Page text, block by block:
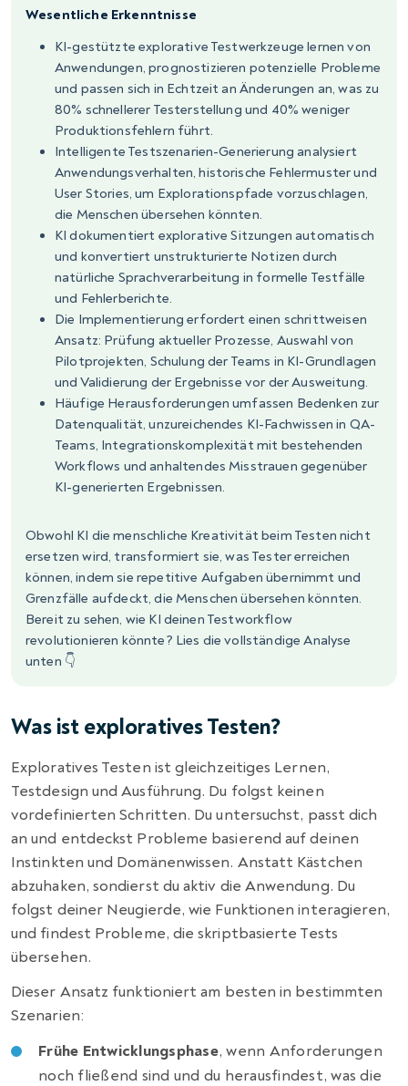
Wesentliche Erkenntnisse
KI-gestützte explorative Testwerkzeuge lernen von
Anwendungen, prognostizieren potenzielle Probleme
und passen sich in Echtzeit an Änderungen an, was zu
80% schnellerer Testerstellung und 40% weniger
Produktionsfehlern führt.
Intelligente Testszenarien-Generierung analysiert
Anwendungsverhalten, historische Fehlermuster und
User Stories, um Explorationspfade vorzuschlagen,
die Menschen übersehen könnten.
KI dokumentiert explorative Sitzungen automatisch
und konvertiert unstrukturierte Notizen durch
natürliche Sprachverarbeitung in formelle Testfälle
und Fehlerberichte.
Die Implementierung erfordert einen schrittweisen
Ansatz: Prüfung aktueller Prozesse, Auswahl von
Pilotprojekten, Schulung der Teams in KI-Grundlagen
und Validierung der Ergebnisse vor der Ausweitung.
Häufige Herausforderungen umfassen Bedenken zur
Datenqualität, unzureichendes KI-Fachwissen in QA-
Teams, Integrationskomplexität mit bestehenden
Workflows und anhaltendes Misstrauen gegenüber
KI-generierten Ergebnissen.
Obwohl KI die menschliche Kreativität beim Testen nicht
ersetzen wird, transformiert sie, was Tester erreichen
können, indem sie repetitive Aufgaben übernimmt und
Grenzfälle aufdeckt, die Menschen übersehen könnten.
Bereit zu sehen, wie KI deinen Testworkflow
revolutionieren könnte? Lies die vollständige Analyse
unten 👇
Was ist exploratives Testen?
Exploratives Testen ist gleichzeitiges Lernen,
Testdesign und Ausführung. Du folgst keinen
vordefinierten Schritten. Du untersuchst, passt dich
an und entdeckst Probleme basierend auf deinen
Instinkten und Domänenwissen. Anstatt Kästchen
abzuhaken, sondierst du aktiv die Anwendung. Du
folgst deiner Neugierde, wie Funktionen interagieren,
und findest Probleme, die skriptbasierte Tests
übersehen.
Dieser Ansatz funktioniert am besten in bestimmten
Szenarien:
Frühe Entwicklungsphase, wenn Anforderungen
noch fließend sind und du herausfindest, was die